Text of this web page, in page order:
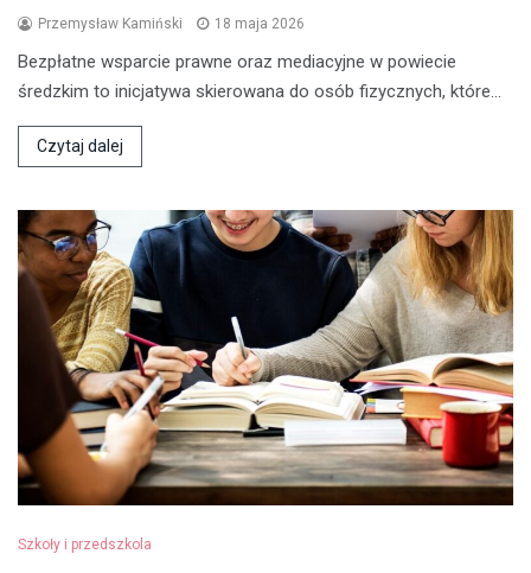
Przemysław Kamiński 18 maja 2026
Bezpłatne wsparcie prawne oraz mediacyjne w powiecie
średzkim to inicjatywa skierowana do osób fizycznych, które…
Czytaj dalej
Szkoły i przedszkola